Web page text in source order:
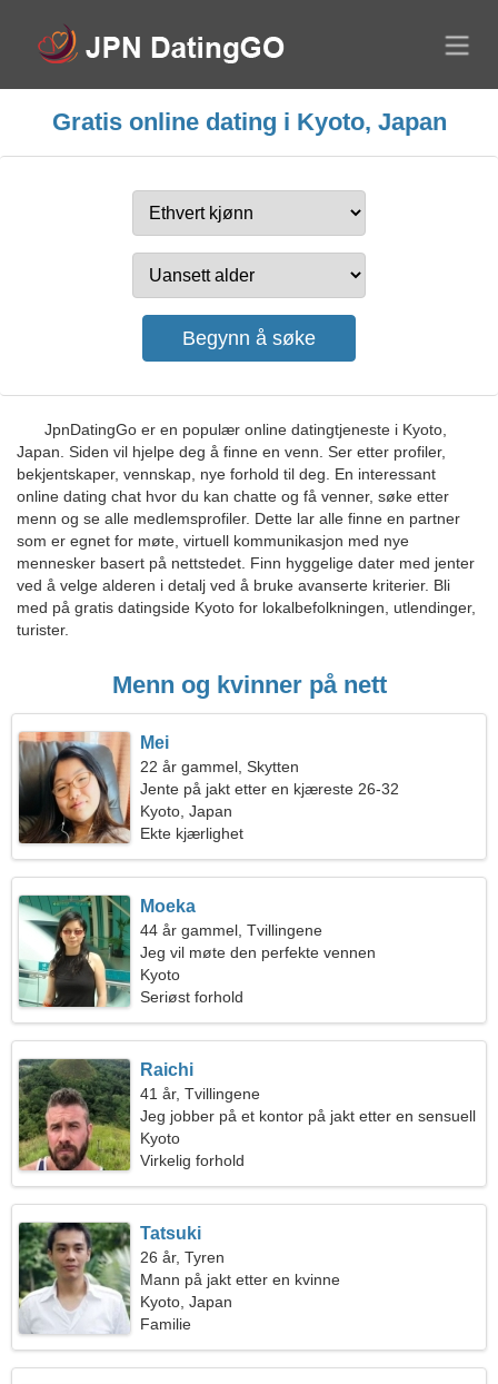
Gratis online dating i Kyoto, Japan
JpnDatingGo er en populær online datingtjeneste i Kyoto,
Japan. Siden vil hjelpe deg å finne en venn. Ser etter profiler,
bekjentskaper, vennskap, nye forhold til deg. En interessant
online dating chat hvor du kan chatte og få venner, søke etter
menn og se alle medlemsprofiler. Dette lar alle finne en partner
som er egnet for møte, virtuell kommunikasjon med nye
mennesker basert på nettstedet. Finn hyggelige dater med jenter
ved å velge alderen i detalj ved å bruke avanserte kriterier. Bli
med på gratis datingside Kyoto for lokalbefolkningen, utlendinger,
turister.
Menn og kvinner på nett
Mei
22 år gammel, Skytten
Jente på jakt etter en kjæreste 26-32
Kyoto, Japan
Ekte kjærlighet
Moeka
44 år gammel, Tvillingene
Jeg vil møte den perfekte vennen
Kyoto
Seriøst forhold
Raichi
41 år, Tvillingene
Jeg jobber på et kontor på jakt etter en sensuell
kvinne
Kyoto
Virkelig forhold
Tatsuki
26 år, Tyren
Mann på jakt etter en kvinne
Kyoto, Japan
Familie